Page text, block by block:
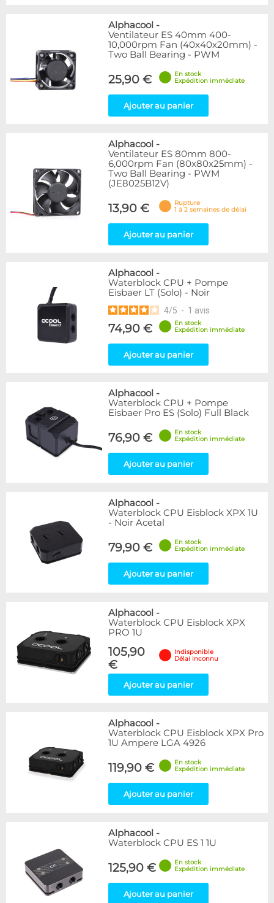
Alphacool -
Ventilateur ES 40mm 400-
10,000rpm Fan (40x40x20mm) -
Two Ball Bearing - PWM
25,90 €
En stock
Expédition immédiate
Ajouter au panier
Alphacool -
Ventilateur ES 80mm 800-
6,000rpm Fan (80x80x25mm) -
Two Ball Bearing - PWM
(JE8025B12V)
13,90 €
Rupture
1 à 2 semaines de délai
Ajouter au panier
Alphacool -
Waterblock CPU + Pompe
Eisbaer LT (Solo) - Noir
4/5 - 1 avis
74,90 €
En stock
Expédition immédiate
Ajouter au panier
Alphacool -
Waterblock CPU + Pompe
Eisbaer Pro ES (Solo) Full Black
76,90 €
En stock
Expédition immédiate
Ajouter au panier
Alphacool -
Waterblock CPU Eisblock XPX 1U
- Noir Acetal
79,90 €
En stock
Expédition immédiate
Ajouter au panier
Alphacool -
Waterblock CPU Eisblock XPX
PRO 1U
105,90
€
Indisponible
Délai inconnu
Ajouter au panier
Alphacool -
Waterblock CPU Eisblock XPX Pro
1U Ampere LGA 4926
119,90 €
En stock
Expédition immédiate
Ajouter au panier
Alphacool -
Waterblock CPU ES 1 1U
125,90 €
En stock
Expédition immédiate
Ajouter au panier